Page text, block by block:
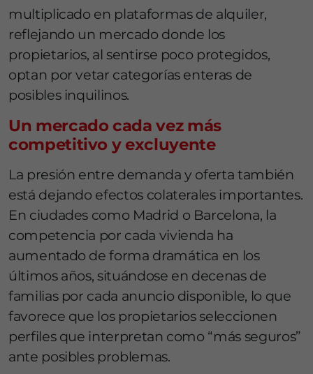
multiplicado en plataformas de alquiler,
reflejando un mercado donde los
propietarios, al sentirse poco protegidos,
optan por vetar categorías enteras de
posibles inquilinos.
Un mercado cada vez más
competitivo y excluyente
La presión entre demanda y oferta también
está dejando efectos colaterales importantes.
En ciudades como Madrid o Barcelona, la
competencia por cada vivienda ha
aumentado de forma dramática en los
últimos años, situándose en decenas de
familias por cada anuncio disponible, lo que
favorece que los propietarios seleccionen
perfiles que interpretan como “más seguros”
ante posibles problemas.